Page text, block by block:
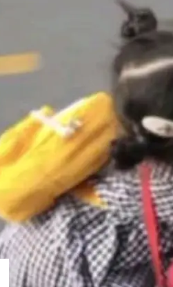
接入Mooncake T
30%、非零拷贝
底层基
后续腾讯网平将
的高性能通信组
中实现了一
擎（Engine），
企业研发场景的
”凭借卓越的技术
路私有化部署，
，越来越多企业已
过调用公有云模
效率。但随着 AI
向团队级、组织
中，对安全性、
求。 首先是数据
通研发场景，公
率提升的需求。
据安全要求较...
人工智能
发布《2025年人工
展示人工智能在
座、行业赋能、
大方向。深信服
入选！ 随着各行
算力构成形态逐
生变化：不只是
合算力时代下，
分利用，以及持
深信服AI算力网关
治理和成本治
个时代的结
作者之一。
的作者之一。
席科学家。 Jeff D
，宣布离职。 他
Sanjay Ghema
Dean 二十多
Bigtable 的共同
布：界面
搜索增强
智能体，这一轮
三件事一次补
是杭州无